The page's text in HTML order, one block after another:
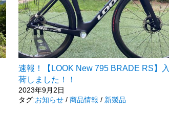
速報！【LOOK New 795 BRADE RS】入
荷しました！！
2023年9月2日
タグ:お知らせ / 商品情報 / 新製品